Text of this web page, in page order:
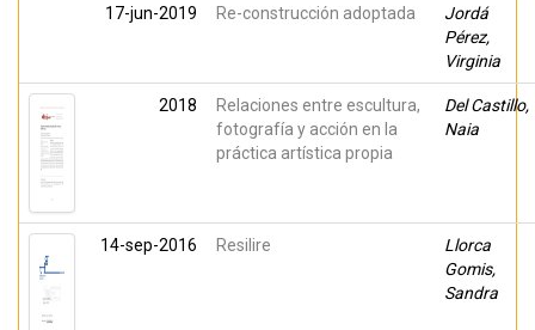
17-jun-2019 Re-construcción adoptada
Jordá
Pérez,
Virginia
2018
Relaciones entre escultura,
fotografía y acción en la
práctica artística propia
Del Castillo,
Naia
14-sep-2016 Resilire
Llorca
Gomis,
Sandra